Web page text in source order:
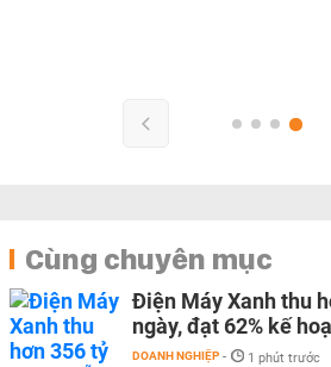
Cùng chuyên mục
Điện Máy Xanh thu
ngày, đạt 62% kế
DOANH NGHIỆP - 1 phút trước